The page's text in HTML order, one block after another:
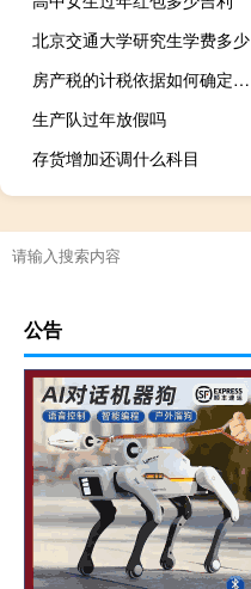
北京交通大学研究生学费多少
房产税的计税依据如何确定收入（房产税的计税依据如何确定）
生产队过年放假吗
存货增加还调什么科目
公告